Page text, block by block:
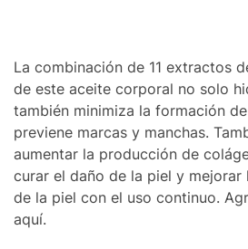
La combinación de 11 extractos
de este aceite corporal no solo
también minimiza la formación
previene marcas y manchas.
aumentar la producción de
curar el daño de la piel y mejorar
de la piel con el uso continuo.
aquí.